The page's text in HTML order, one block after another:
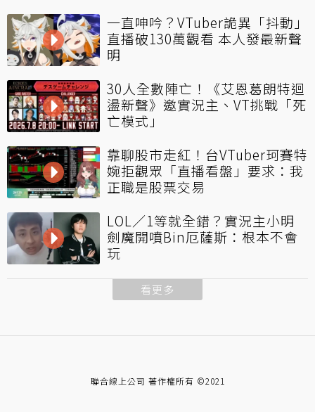
一直呻吟？VTuber詭異「抖動」
直播破130萬觀看 本人發最新聲
明
30人全數陣亡！《艾恩葛朗特迴
盪新聲》邀實況主、VT挑戰「死
亡模式」
靠聊股市走紅！台VTuber珂賽特
婉拒觀眾「直播看盤」要求：我
正職是股票交易
LOL／1等就全錯？實況主小明
劍魔開噴Bin厄薩斯：根本不會
玩
看更多
聯合線上公司 著作權所有 ©2021